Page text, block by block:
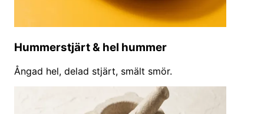
Hummerstjärt & hel hummer
Ångad hel, delad stjärt, smält smör.